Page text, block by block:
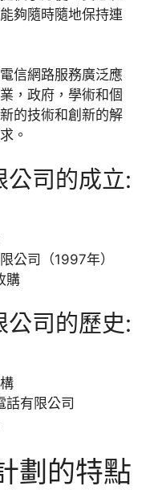
夠隨時隨地保持連
信網路服務廣泛應
，政府，學術和個
的技術和創新的解
。
公司的成立:
公司（1997年）
購
公司的歷史:
有限公司
劃的特點